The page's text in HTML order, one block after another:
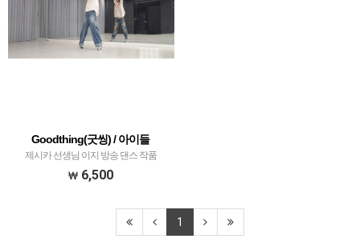
Goodthing(굿씽) / 아이들
제시카 선생님 이지 방송 댄스 작품
6,500
1